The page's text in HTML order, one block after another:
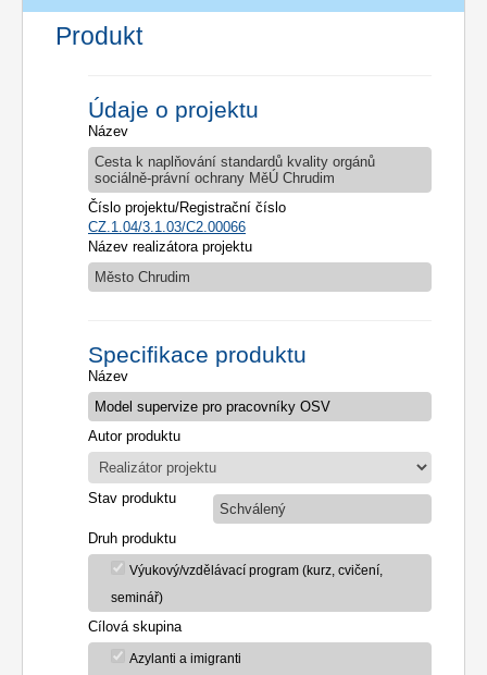
Produkt
Údaje o projektu
Název
Cesta k naplňování standardů kvality orgánů
sociálně-právní ochrany MěÚ Chrudim
Číslo projektu/Registrační číslo
CZ.1.04/3.1.03/C2.00066
Název realizátora projektu
Město Chrudim
Specifikace produktu
Název
Autor produktu
Stav produktu
Schválený
Druh produktu
Výukový/vzdělávací program (kurz, cvičení,
seminář)
Cílová skupina
Azylanti a imigranti